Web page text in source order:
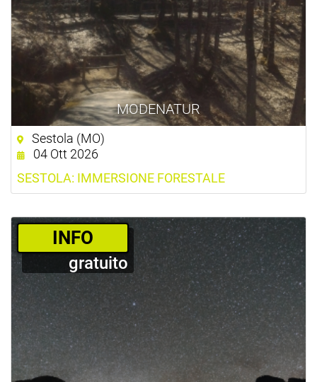
MODENATUR
Sestola (MO)
04 Ott 2026
SESTOLA: IMMERSIONE FORESTALE
­INFO
gratuito